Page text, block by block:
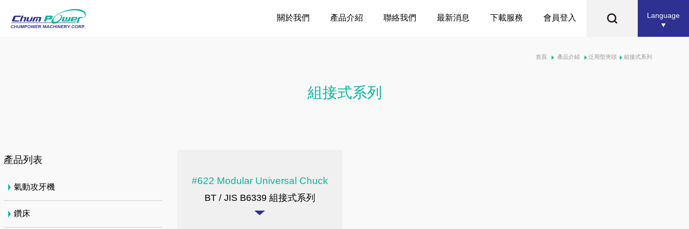
Language
關於我們 產品介紹 聯絡我們 最新消息 下載服務 會員登入
首頁 產品介紹 泛用型夾頭 組接式系列
組接式系列
#622 Modular Universal Chuck
BT / JIS B6339 組接式系列
產品列表
氣動攻牙機
鑽床